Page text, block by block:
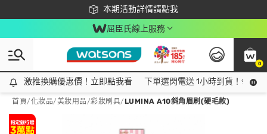
本期活動詳情請點我
下載app最高回饋$350
屈臣氏線上服務
0
激推換購優惠價！立即點我看
激推換購優惠價！立即點我看 下單選閃電送 1小時到貨！領神
首頁/化妝品/美妝用品/彩妝刷具/LUMINA A10斜角眉刷(硬毛款)